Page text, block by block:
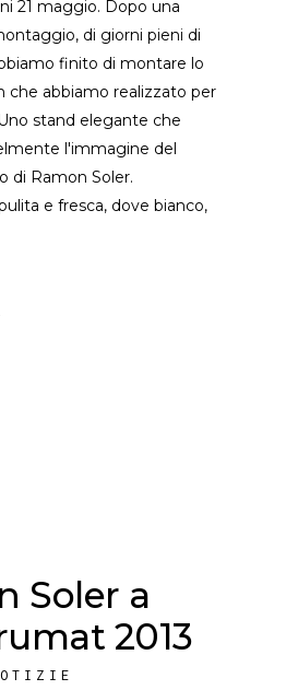
21 maggio. Dopo una
di giorni pieni di
finito di montare lo
che abbiamo realizzato per
stand elegante che
l'immagine del
di Ramon Soler.
e fresca, dove bianco,
Soler a
2013